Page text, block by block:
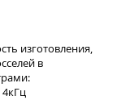
изготовления,
в
4кГц